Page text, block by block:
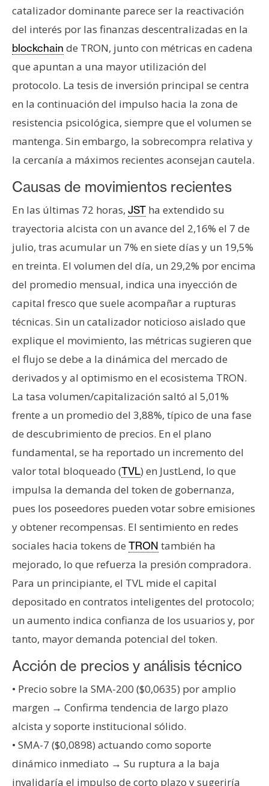
a
c
t
o
P
u
b
l
c
i
a
d
catalizador dominante parece ser la reactivación
del interés por las finanzas descentralizadas en la
blockchain de TRON, junto con métricas en cadena
que apuntan a una mayor utilización del
protocolo. La tesis de inversión principal se centra
en la continuación del impulso hacia la zona de
resistencia psicológica, siempre que el volumen se
mantenga. Sin embargo, la sobrecompra relativa y
la cercanía a máximos recientes aconsejan cautela.
Causas de movimientos recientes
En las últimas 72 horas, JST ha extendido su
trayectoria alcista con un avance del 2,16% el 7 de
julio, tras acumular un 7% en siete días y un 19,5%
en treinta. El volumen del día, un 29,2% por encima
del promedio mensual, indica una inyección de
capital fresco que suele acompañar a rupturas
técnicas. Sin un catalizador noticioso aislado que
explique el movimiento, las métricas sugieren que
el flujo se debe a la dinámica del mercado de
derivados y al optimismo en el ecosistema TRON.
La tasa volumen/capitalización saltó al 5,01%
frente a un promedio del 3,88%, típico de una fase
de descubrimiento de precios. En el plano
fundamental, se ha reportado un incremento del
valor total bloqueado (TVL) en JustLend, lo que
impulsa la demanda del token de gobernanza,
pues los poseedores pueden votar sobre emisiones
y obtener recompensas. El sentimiento en redes
sociales hacia tokens de TRON también ha
mejorado, lo que refuerza la presión compradora.
Para un principiante, el TVL mide el capital
depositado en contratos inteligentes del protocolo;
un aumento indica confianza de los usuarios y, por
tanto, mayor demanda potencial del token.
Acción de precios y análisis técnico
• Precio sobre la SMA-200 ($0,0635) por amplio
margen → Confirma tendencia de largo plazo
alcista y soporte institucional sólido.
• SMA-7 ($0,0898) actuando como soporte
dinámico inmediato → Su ruptura a la baja
invalidaría el impulso de corto plazo y sugeriría